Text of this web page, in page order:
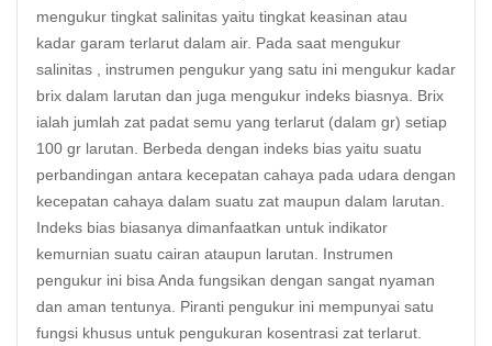
mengukur tingkat salinitas yaitu tingkat keasinan atau
kadar garam terlarut dalam air. Pada saat mengukur
salinitas , instrumen pengukur yang satu ini mengukur kadar
brix dalam larutan dan juga mengukur indeks biasnya. Brix
ialah jumlah zat padat semu yang terlarut (dalam gr) setiap
100 gr larutan. Berbeda dengan indeks bias yaitu suatu
perbandingan antara kecepatan cahaya pada udara dengan
kecepatan cahaya dalam suatu zat maupun dalam larutan.
Indeks bias biasanya dimanfaatkan untuk indikator
kemurnian suatu cairan ataupun larutan. Instrumen
pengukur ini bisa Anda fungsikan dengan sangat nyaman
dan aman tentunya. Piranti pengukur ini mempunyai satu
fungsi khusus untuk pengukuran kosentrasi zat terlarut.